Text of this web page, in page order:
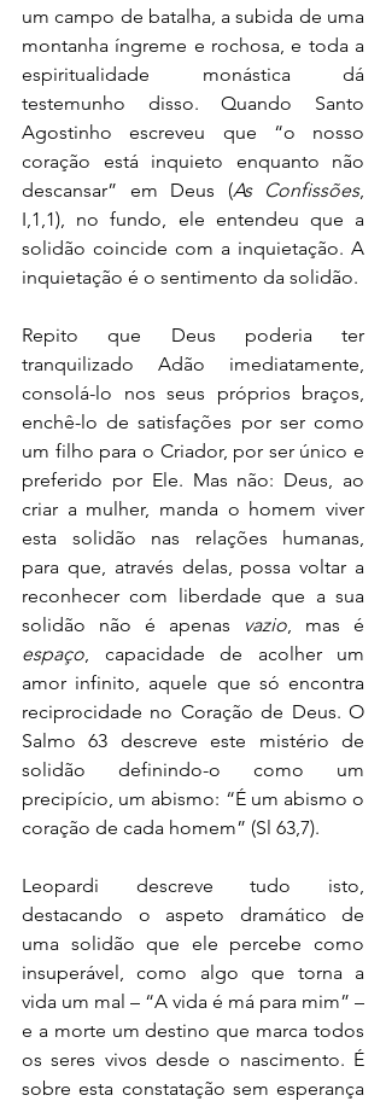
um campo de batalha, a subida de uma
montanha íngreme e rochosa, e toda a
espiritualidade monástica dá
testemunho disso. Quando Santo
Agostinho escreveu que “o nosso
coração está inquieto enquanto não
descansar” em Deus (As Confissões,
I,1,1), no fundo, ele entendeu que a
solidão coincide com a inquietação. A
inquietação é o sentimento da solidão.
Repito que Deus poderia ter
tranquilizado Adão imediatamente,
consolá-lo nos seus próprios braços,
enchê-lo de satisfações por ser como
um filho para o Criador, por ser único e
preferido por Ele. Mas não: Deus, ao
criar a mulher, manda o homem viver
esta solidão nas relações humanas,
para que, através delas, possa voltar a
reconhecer com liberdade que a sua
solidão não é apenas
vazio
espaço, capacidade de acolher um
amor infinito, aquele que só encontra
reciprocidade no Coração de Deus. O
Salmo 63 descreve este mistério de
solidão definindo-o como um
precipício, um abismo: “É um abismo o
coração de cada homem” (Sl 63,7).
Leopardi descreve tudo isto,
destacando o aspeto dramático de
uma solidão que ele percebe como
insuperável, como algo que torna a
vida um mal – “A vida é má para mim” –
e a morte um destino que marca todos
os seres vivos desde o nascimento. É
sobre esta constatação sem esperança